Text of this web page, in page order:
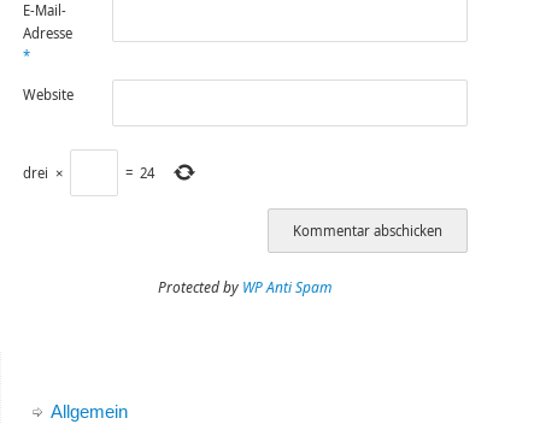
E-Mail-
Adresse
*
Website
drei × = 24
Protected by WP Anti Spam
Allgemein